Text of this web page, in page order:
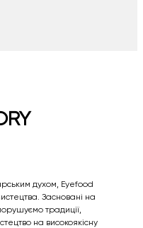
духом, Eyefood
Засновані на
традиції,
на високоякісну